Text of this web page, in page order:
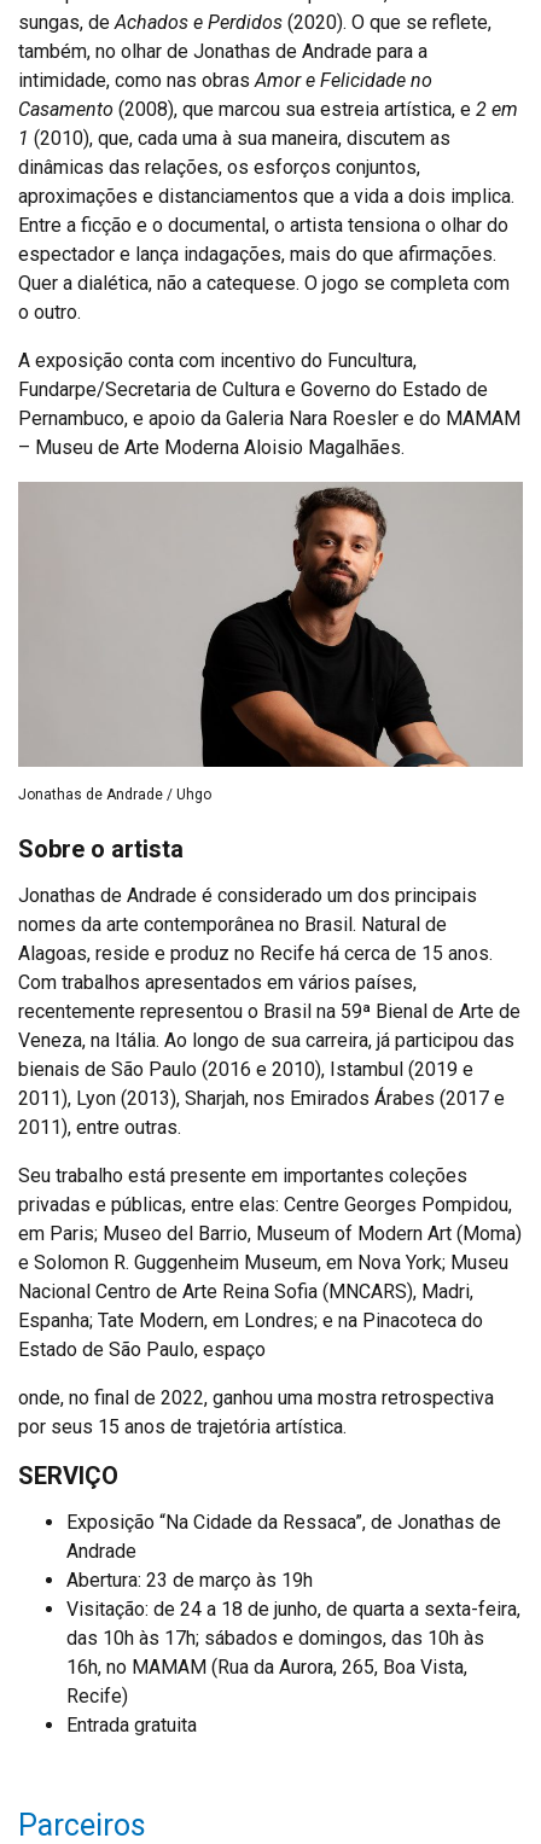
sungas, deAchados e Perdidos (2020). O que se reflete,
também, no olhar de Jonathas de Andrade para a
intimidade, como nas obrasAmor e Felicidade no
Casamento (2008), que marcou sua estreia artística, e 2 em
1 (2010), que, cada uma à sua maneira, discutem as
dinâmicas das relações, os esforços conjuntos,
aproximações e distanciamentos que a vida a dois implica.
Entre a ficção e o documental, o artista tensiona o olhar do
espectador e lança indagações, mais do que afirmações.
Quer a dialética, não a catequese. O jogo se completa com
o outro.
A exposição conta com incentivo do Funcultura,
Fundarpe/Secretaria de Cultura e Governo do Estado de
Pernambuco, e apoio da Galeria Nara Roesler e do MAMAM
– Museu de Arte Moderna Aloisio Magalhães.
Jonathas de Andrade / Uhgo
Sobre o artista
Jonathas de Andrade é considerado um dos principais
nomes da arte contemporânea no Brasil. Natural de
Alagoas, reside e produz no Recife há cerca de 15 anos.
Com trabalhos apresentados em vários países,
recentemente representou o Brasil na 59ª Bienal de Arte de
Veneza, na Itália. Ao longo de sua carreira, já participou das
bienais de São Paulo (2016 e 2010), Istambul (2019 e
2011), Lyon (2013), Sharjah, nos Emirados Árabes (2017 e
2011), entre outras.
Seu trabalho está presente em importantes coleções
privadas e públicas, entre elas: Centre Georges Pompidou,
em Paris; Museo del Barrio, Museum of Modern Art (Moma)
e Solomon R. Guggenheim Museum, em Nova York; Museu
Nacional Centro de Arte Reina Sofia (MNCARS), Madri,
Espanha; Tate Modern, em Londres; e na Pinacoteca do
Estado de São Paulo, espaço
onde, no final de 2022, ganhou uma mostra retrospectiva
por seus 15 anos de trajetória artística.
SERVIÇO
Exposição “Na Cidade da Ressaca”, de Jonathas de
Andrade
Abertura: 23 de março às 19h
Visitação: de 24 a 18 de junho, de quarta a sexta-feira,
das 10h às 17h; sábados e domingos, das 10h às
16h, no MAMAM (Rua da Aurora, 265, Boa Vista,
Recife)
Entrada gratuita
Parceiros